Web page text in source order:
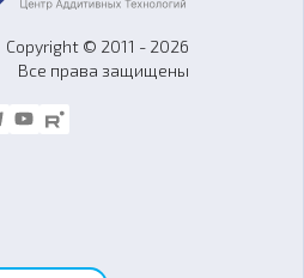
Copyright © 2011 - 2026
Все права защищены